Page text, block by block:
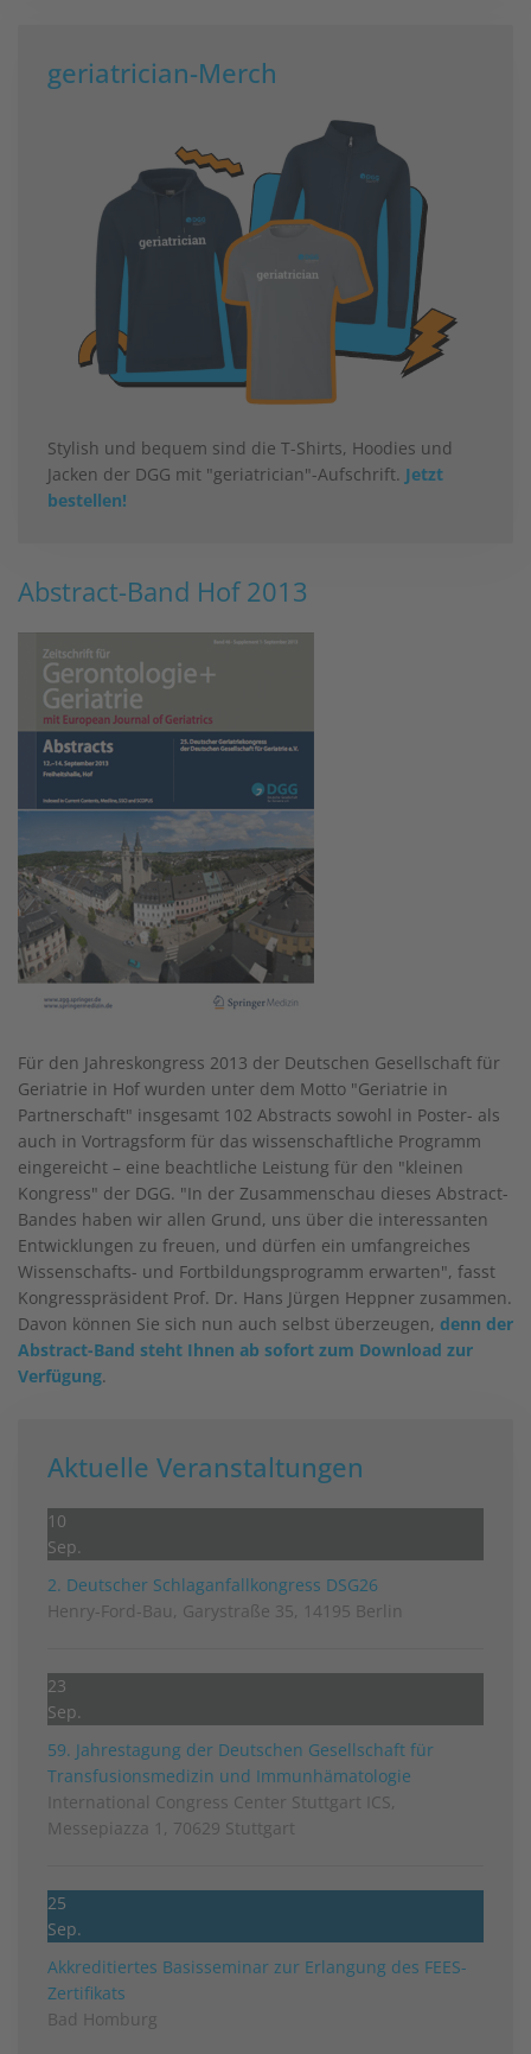
geriatrician-Merch
Stylish und bequem sind die T-Shirts, Hoodies und
Jacken der DGG mit "geriatrician"-Aufschrift. Jetzt
bestellen!
Abstract-Band Hof 2013
Für den Jahreskongress 2013 der Deutschen Gesellschaft für
Geriatrie in Hof wurden unter dem Motto "Geriatrie in
Partnerschaft" insgesamt 102 Abstracts sowohl in Poster- als
auch in Vortragsform für das wissenschaftliche Programm
eingereicht – eine beachtliche Leistung für den "kleinen
Kongress" der DGG. "In der Zusammenschau dieses Abstract-
Bandes haben wir allen Grund, uns über die interessanten
Entwicklungen zu freuen, und dürfen ein umfangreiches
Wissenschafts- und Fortbildungsprogramm erwarten", fasst
Kongresspräsident Prof. Dr. Hans Jürgen Heppner zusammen.
Davon können Sie sich nun auch selbst überzeugen, denn der
Abstract-Band steht Ihnen ab sofort zum Download zur
Verfügung.
Aktuelle Veranstaltungen
10
Sep.
2. Deutscher Schlag­anfall­kongress DSG26
Henry-Ford-Bau, Garystraße 35, 14195 Berlin
23
Sep.
59. Jahrestagung der Deutschen Gesellschaft für
Transfusionsmedizin und Immunhämatologie
International Congress Center Stuttgart ICS,
Messepiazza 1, 70629 Stuttgart
25
Sep.
Akkreditiertes Basisseminar zur Erlangung des FEES-
Zertifikats
Bad Homburg